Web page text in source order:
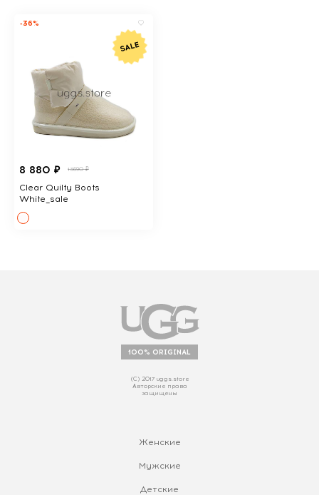
-36%
8 880 ₽ 13690 ₽
Clear Quilty Boots
White_sale
100% ORIGINAL
(С) 2017 uggs.store
Авторские права
защищены
Женские
Мужские
Детские